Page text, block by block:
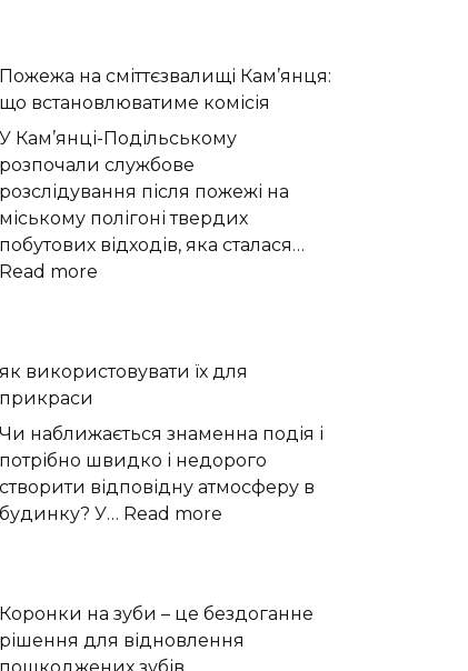
утворила
новий
кратер
на
Місяці
Пожежа на сміттєзвалищі Кам’янця:
що встановлюватиме комісія
У Кам’янці-Подільському
розпочали службове
розслідування після пожежі на
міському полігоні твердих
побутових відходів, яка сталася…
Read more
Кам’янця:
встановлюватиме
комісія
як використовувати їх для
прикраси
Чи наближається знаменна подія і
потрібно швидко і недорого
створити відповідну атмосферу в
будинку? У… Read more
для
прикраси
Коронки на зуби – це бездоганне
рішення для відновлення